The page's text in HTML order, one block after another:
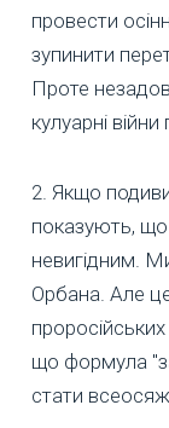
провести
зупинити
Проте
кулуарні
2. Якщо
показують, що
невигідним.
Орбана. Але
що формула
стати